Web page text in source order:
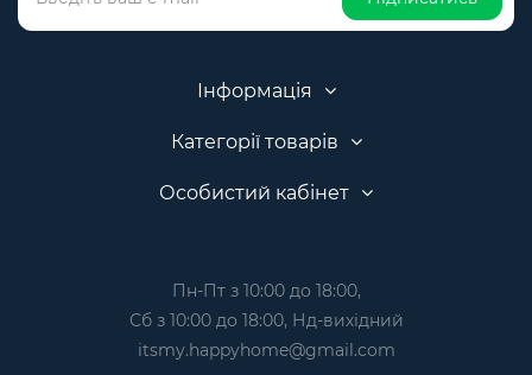
Інформація
Категорії товарів
Особистий кабінет
Пн-Пт з 10:00 до 18:00,
Сб з 10:00 до 18:00, Нд-вихідний
itsmy.happyhome@gmail.com